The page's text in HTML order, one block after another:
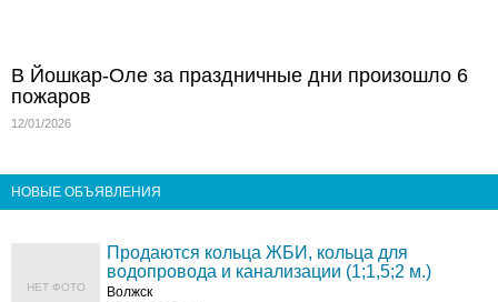
В Йошкар-Оле за праздничные дни произошло 6
пожаров
12/01/2026
НОВЫЕ ОБЪЯВЛЕНИЯ
НЕТ ФОТО
Продаются кольца ЖБИ, кольца для
водопровода и канализации (1;1,5;2 м.)
Волжск